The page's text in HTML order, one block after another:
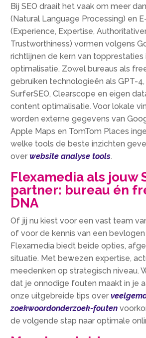
Bij SEO draait het vaak om meer
(Natural Language Processing) en
(Experience, Expertise,
Trustworthiness) vormen volgens
richtlijnen de kern van topprestaties
optimalisatie.​ Zowel bureaus als
gebruiken technologieën als GPT-
SurferSEO, Clearscope en eigen
content optimalisatie.​ Voor lokale
worden externe gegevens van
Apple Maps en TomTom Places
welke tools de beste inzichten
overwebsite analyse tools.​
Flexamedia als jouw
partner: bureau én
DNA
Of jij nu kiest voor een vast team
of voor de kennis van een
Flexamedia biedt beide opties,
situatie.​ Met bewezen expertise,
meedenken op strategisch niveau.​
dat je onnodige fouten maakt in je
onze uitgebreide tips over
zoekwoordonderzoek-fouten
de volgende stap naar optimale